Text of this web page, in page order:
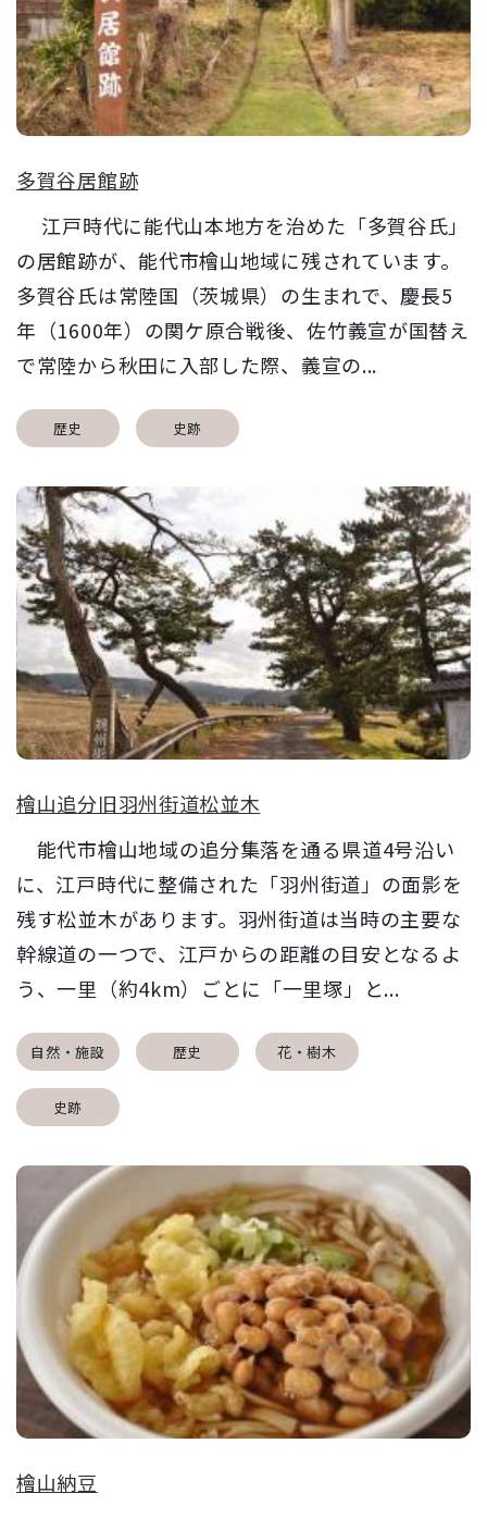
多賀谷居館跡
江戸時代に能代山本地方を治めた「多賀谷氏」
の居館跡が、能代市檜山地域に残されています。
多賀谷氏は常陸国（茨城県）の生まれで、慶長5
年（1600年）の関ケ原合戦後、佐竹義宣が国替え
で常陸から秋田に入部した際、義宣の...
歴史 史跡
檜山追分旧羽州街道松並木
能代市檜山地域の追分集落を通る県道4号沿い
に、江戸時代に整備された「羽州街道」の面影を
残す松並木があります。羽州街道は当時の主要な
幹線道の一つで、江戸からの距離の目安となるよ
う、一里（約4km）ごとに「一里塚」と...
自然・施設 歴史 花・樹木
史跡
檜山納豆